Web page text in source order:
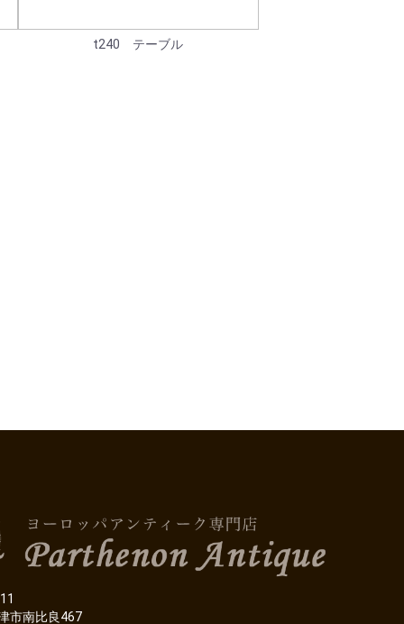
t240 テーブル
市南比良467